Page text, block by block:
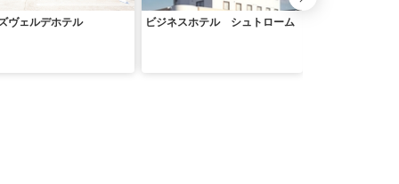
ヴェルデホテル ビジネスホテル シュトローム